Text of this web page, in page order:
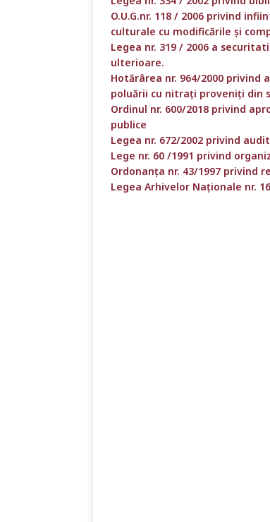
O.U.G.nr. 118 / 2006 privind
culturale cu modificările și
Legea nr. 319 / 2006 a
ulterioare.
Hotărârea nr. 964/2000
poluării cu nitrați proveniți din
Ordinul nr. 600/2018 privind
publice
Legea nr. 672/2002 privind
Lege nr. 60 /1991 privind
Ordonanța nr. 43/1997 privind
Legea Arhivelor Naționale nr.